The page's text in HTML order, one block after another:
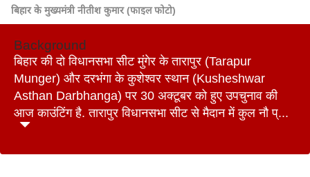
बिहार के मुख्यमंत्री नीतीश कुमार (फाइल फोटो)
Background
बिहार की दो विधानसभा सीट मुंगेर के तारापुर (Tarapur
Munger) और दरभंगा के कुशेश्वर स्थान (Kusheshwar
Asthan Darbhanga) पर 30 अक्टूबर को हुए उपचुनाव की
आज काउंटिंग है. तारापुर विधानसभा सीट से मैदान में कुल नौ प्...